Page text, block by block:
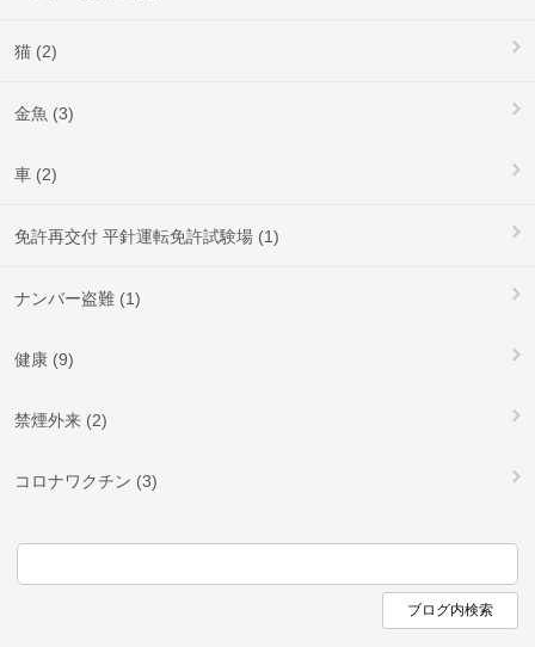
猫 (2)
金魚 (3)
車 (2)
免許再交付 平針運転免許試験場 (1)
ナンバー盗難 (1)
健康 (9)
禁煙外来 (2)
コロナワクチン (3)